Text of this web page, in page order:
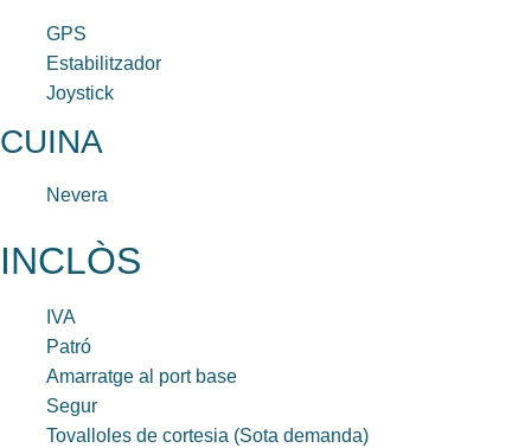
GPS
Estabilitzador
Joystick
CUINA
Nevera
INCLÒS
IVA
Patró
Amarratge al port base
Segur
Tovalloles de cortesia (Sota demanda)